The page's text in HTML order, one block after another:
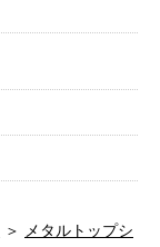
＞ メタルトップシ